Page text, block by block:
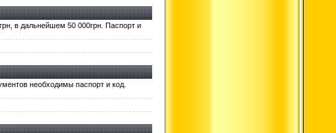
в дальнейшем 50 000грн. Паспорт и
необходимы паспорт и код.